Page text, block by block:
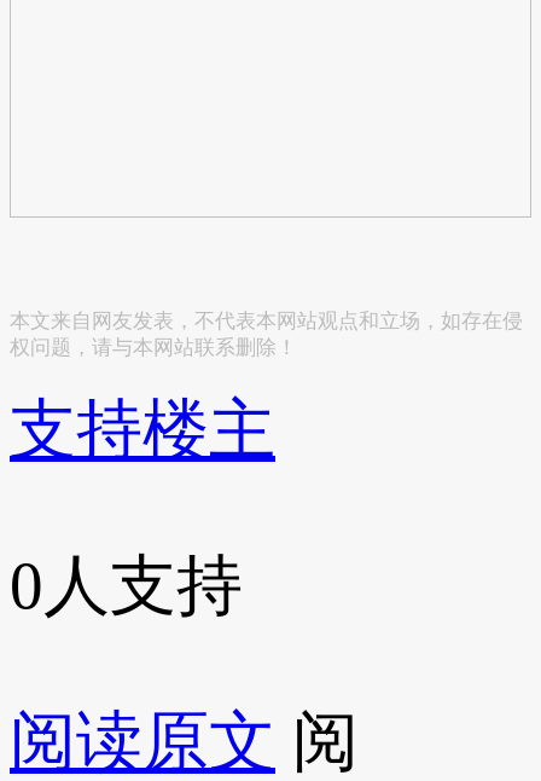
本文来自网友发表，不代表本网站观点和立场，如存在侵
权问题，请与本网站联系删除！
支持楼主
0人支持
阅读原文 阅